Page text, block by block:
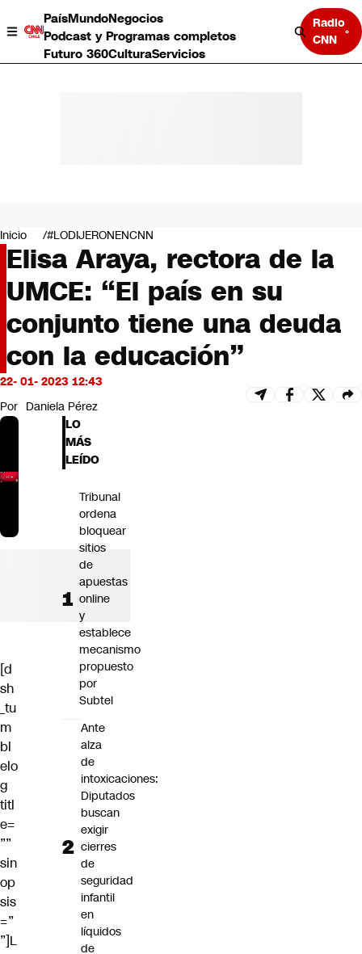
PaísMundoNegocios
Podcast y Programas completos
Futuro 360CulturaServicios
Radio
CNN
Negocios
Deportes
Programas completos
Cultura
Servicios
Bits
CNN Data
CNN tiempo
Futuro 360
Inicio #LODIJERONENCNN
Elisa Araya, rectora de la
UMCE: “El país en su
conjunto tiene una deuda
con la educación”
22- 01- 2023 12:43
Por Daniela Pérez
[d
sh
_tu
m
bl
elo
g
titl
e=
””
sin
op
sis
=”
”]L
LO
MÁS
LEÍDO
Tribunal
ordena
bloquear
sitios
de
apuestas
online
y
establece
mecanismo
propuesto
por
Subtel
Ante
alza
de
intoxicaciones:
Diputados
buscan
exigir
cierres
de
seguridad
infantil
en
líquidos
de